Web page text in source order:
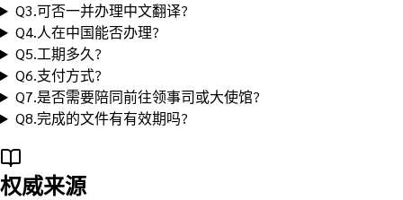
Q3.可否一并办理中文翻译?
Q4.人在中国能否办理?
Q5.工期多久?
Q6.支付方式?
Q7.是否需要陪同前往领事司或大使馆?
Q8.完成的文件有有效期吗?
权威来源